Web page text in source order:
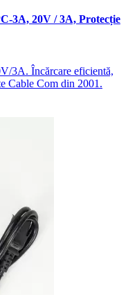
3A, 20V / 3A, Protecție
3A. Încărcare eficientă,
Cable Com din 2001.